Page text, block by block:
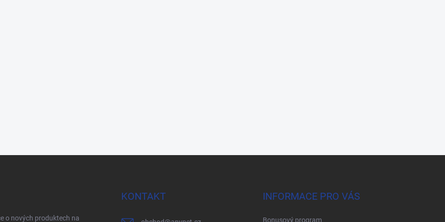
o nových produktech na
KONTAKT INFORMACE PRO VÁS
Bonusový program